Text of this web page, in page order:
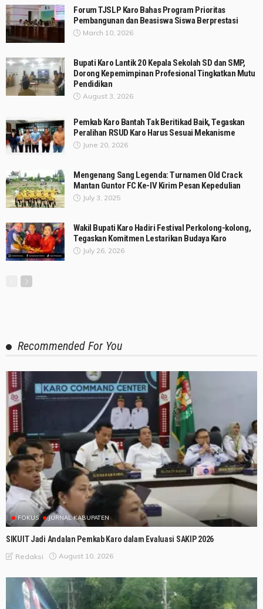
Forum TJSLP Karo Bahas Program Prioritas
Pembangunan dan Beasiswa Siswa Berprestasi
March 10, 2026
Bupati Karo Lantik 20 Kepala Sekolah SD dan SMP,
Dorong Kepemimpinan Profesional Tingkatkan Mutu
Pendidikan
August 3, 2026
Pemkab Karo Bantah Tak Beritikad Baik, Tegaskan
Peralihan RSUD Karo Harus Sesuai Mekanisme
June 20, 2026
Mengenang Sang Legenda: Turnamen Old Crack
Mantan Guntor FC Ke-IV Kirim Pesan Kepedulian
July 3, 2025
Wakil Bupati Karo Hadiri Festival Perkolong-kolong,
Tegaskan Komitmen Lestarikan Budaya Karo
July 26, 2026
Recommended For You
FOKUS JURNAL KABUPATEN
SIKUIT Jadi Andalan Pemkab Karo dalam Evaluasi SAKIP 2026
Redaksi August 10, 2026